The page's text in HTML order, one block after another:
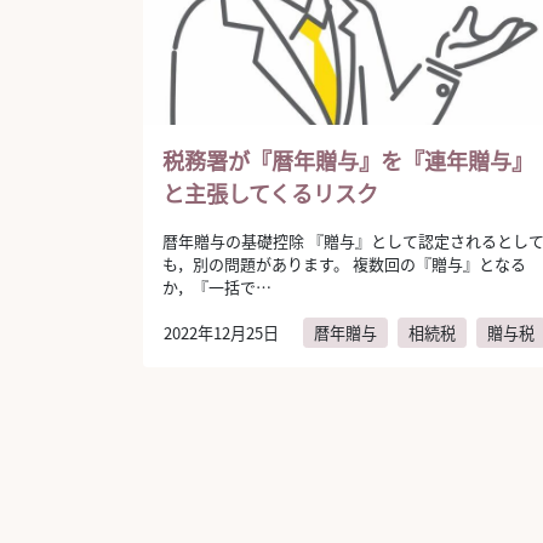
税務署が『暦年贈与』を『連年贈与』
と主張してくるリスク
暦年贈与の基礎控除 『贈与』として認定されるとして
も，別の問題があります。 複数回の『贈与』となる
か，『一括で…
2022年12月25日
暦年贈与 相続税 贈与税